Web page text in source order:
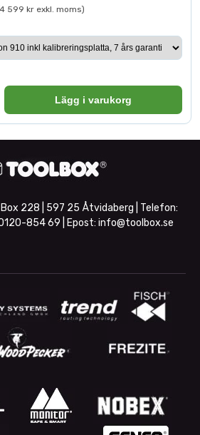
599 kr exkl. moms)
Lägg i varukorg
Box 228 | 597 25 Åtvidaberg | Telefon:
854 69 | Epost: info@toolbox.se